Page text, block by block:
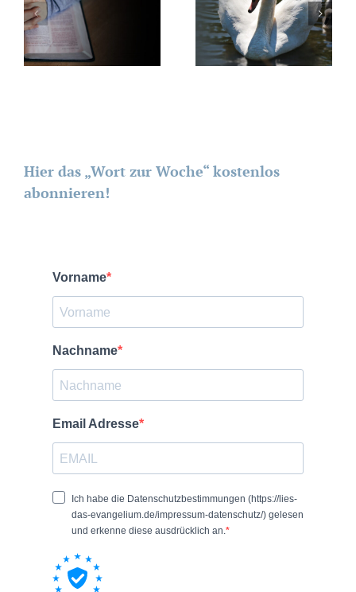
Hier das „Wort zur Woche“ kostenlos
abonnieren!